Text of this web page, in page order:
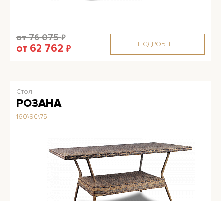
ПОДРОБНЕЕ
от 76 075₽
от 62 762 ₽
Стол
РОЗАНА
160\90\75